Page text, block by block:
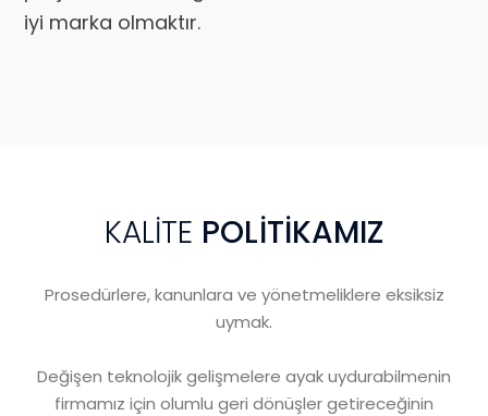
iyi marka olmaktır.
KALİTE POLİTİKAMIZ
Prosedürlere, kanunlara ve yönetmeliklere eksiksiz
uymak.
Değişen teknolojik gelişmelere ayak uydurabilmenin
firmamız için olumlu geri dönüşler getireceğinin